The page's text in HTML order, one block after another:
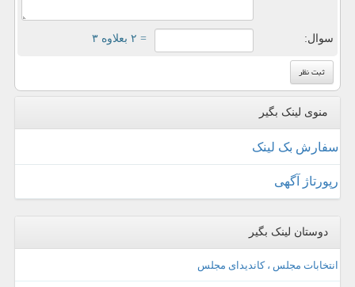
سوال: = ۲ بعلاوه ۳
منوی لینک بگیر
سفارش بک لینک
رپورتاژ آگهی
دوستان لینک بگیر
انتخابات مجلس ، کاندیدای مجلس